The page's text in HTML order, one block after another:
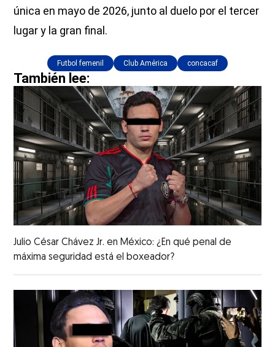
única en mayo de 2026, junto al duelo por el tercer
lugar y la gran final.
Futbol femenil Club América concacaf
También lee:
Julio César Chávez Jr. en México: ¿En qué penal de
máxima seguridad está el boxeador?